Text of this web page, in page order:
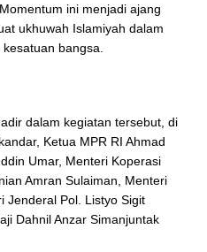
ini menjadi ajang
ukhuwah Islamiyah dalam
bangsa.
dalam kegiatan tersebut, di
Ketua MPR RI Ahmad
Umar, Menteri Koperasi
Amran Sulaiman, Menteri
Jenderal Pol. Listyo Sigit
Dahnil Anzar Simanjuntak